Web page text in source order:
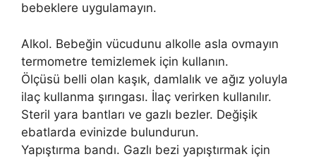
bebeklere uygulamayın.
Alkol. Bebeğin vücudunu alkolle asla ovmayın
termometre temizlemek için kullanın.
Ölçüsü belli olan kaşık, damlalık ve ağız yoluyla
ilaç kullanma şırıngası. İlaç verirken kullanılır.
Steril yara bantları ve gazlı bezler. Değişik
ebatlarda evinizde bulundurun.
Yapıştırma bandı. Gazlı bezi yapıştırmak için